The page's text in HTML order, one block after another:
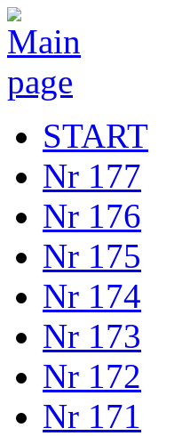
START
Nr 177
Nr 176
Nr 175
Nr 174
Nr 173
Nr 172
Nr 171